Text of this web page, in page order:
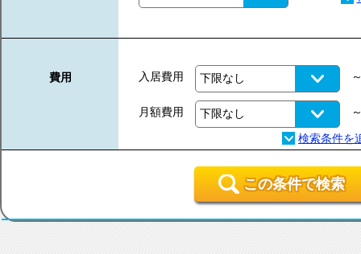
費用 入居費用
月額費用
この条件で検索